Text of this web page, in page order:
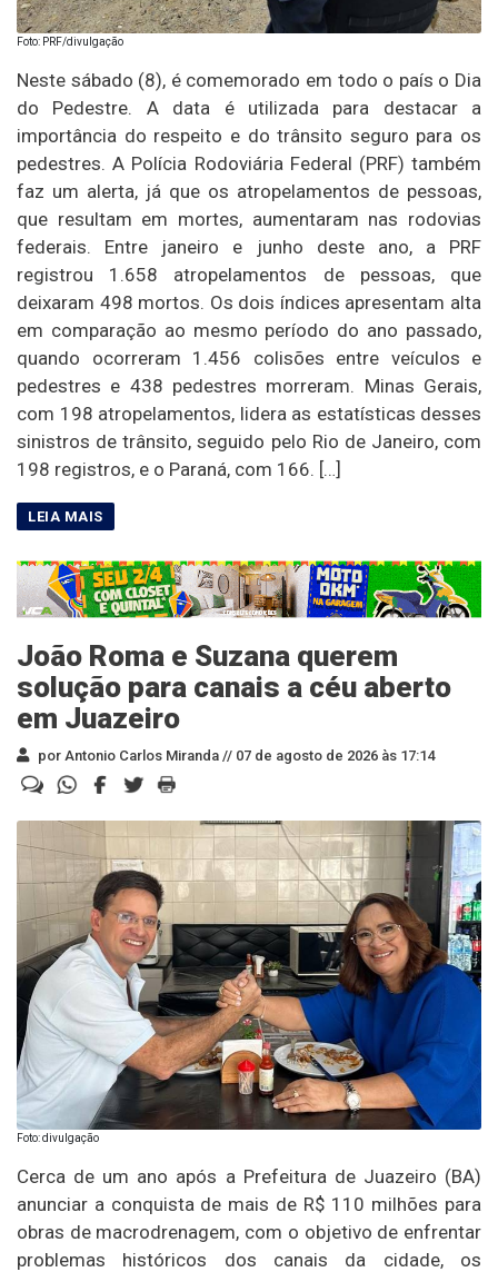
Foto: PRF/divulgação
Neste sábado (8), é comemorado em todo o país o Dia
do Pedestre. A data é utilizada para destacar a
importância do respeito e do trânsito seguro para os
pedestres. A Polícia Rodoviária Federal (PRF) também
faz um alerta, já que os atropelamentos de pessoas,
que resultam em mortes, aumentaram nas rodovias
federais. Entre janeiro e junho deste ano, a PRF
registrou 1.658 atropelamentos de pessoas, que
deixaram 498 mortos. Os dois índices apresentam alta
em comparação ao mesmo período do ano passado,
quando ocorreram 1.456 colisões entre veículos e
pedestres e 438 pedestres morreram. Minas Gerais,
com 198 atropelamentos, lidera as estatísticas desses
sinistros de trânsito, seguido pelo Rio de Janeiro, com
198 registros, e o Paraná, com 166. […]
João Roma e Suzana querem
solução para canais a céu aberto
em Juazeiro
por Antonio Carlos Miranda // 07 de agosto de 2026 às 17:14
Foto: divulgação
Cerca de um ano após a Prefeitura de Juazeiro (BA)
anunciar a conquista de mais de R$ 110 milhões para
obras de macrodrenagem, com o objetivo de enfrentar
problemas históricos dos canais da cidade, os